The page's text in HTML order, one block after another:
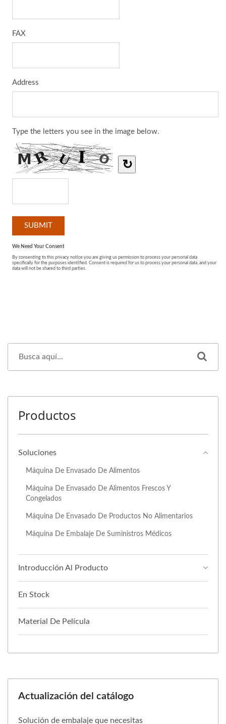
Productos
Soluciones
Máquina De Envasado De Alimentos
Máquina De Envasado De Alimentos Frescos Y
Congelados
Máquina De Envasado De Productos No Alimentarios
Máquina De Embalaje De Suministros Médicos
Introducción Al Producto
En Stock
Material De Película
Actualización del catálogo
Solución de embalaje que necesitas